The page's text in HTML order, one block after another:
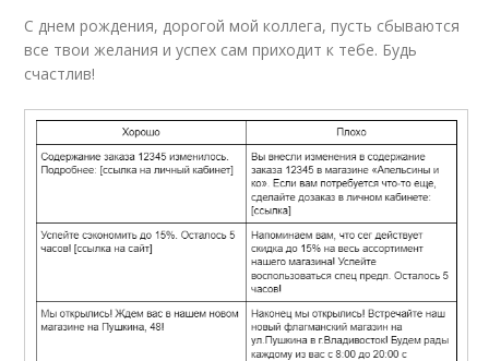
С днем рождения, дорогой мой коллега, пусть сбываются
все твои желания и успех сам приходит к тебе. Будь
счастлив!